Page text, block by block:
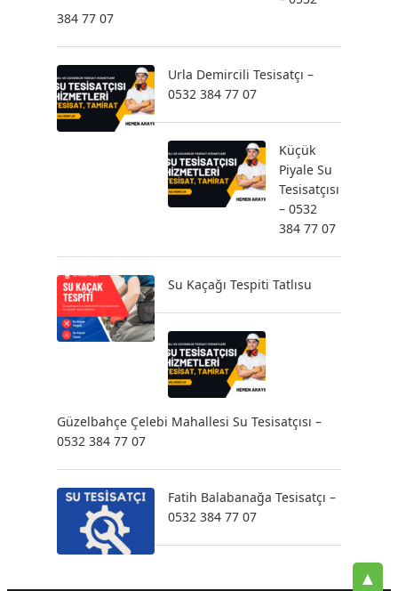
384 77 07
Urla Demircili Tesisatçı –
0532 384 77 07
Küçük
Piyale Su
Tesisatçısı
– 0532
384 77 07
Su Kaçağı Tespiti Tatlısu
Güzelbahçe Çelebi Mahallesi Su Tesisatçısı –
0532 384 77 07
Fatih Balabanağa Tesisatçı –
0532 384 77 07
▲